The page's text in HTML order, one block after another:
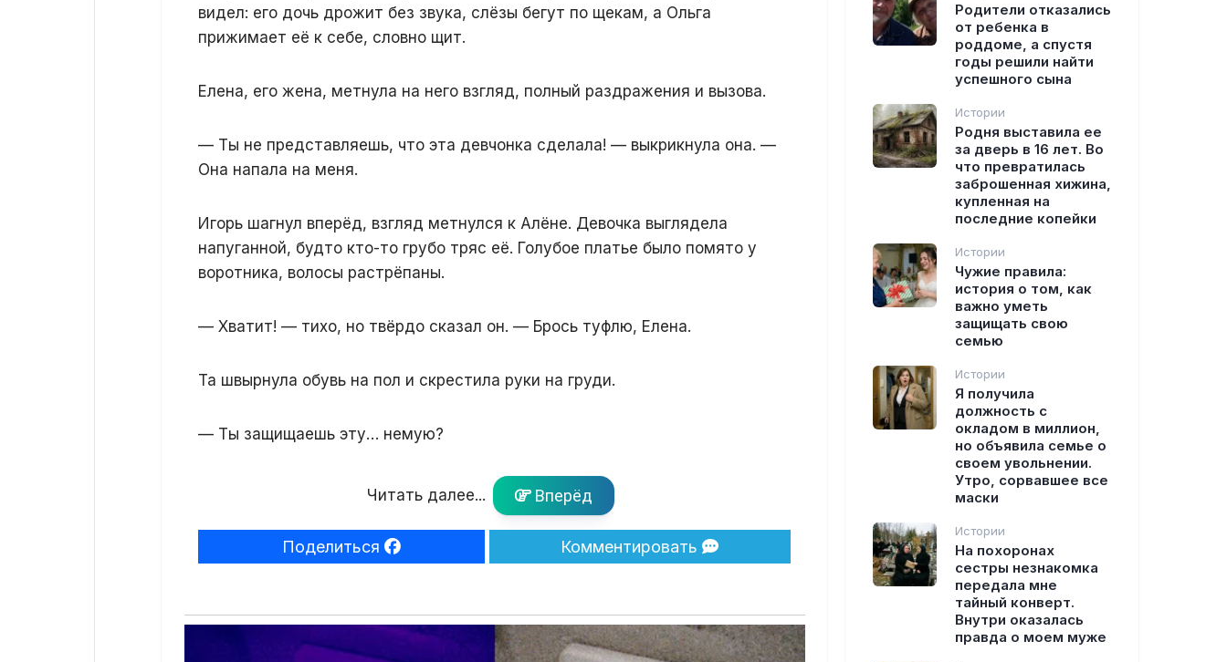
видел: его дочь дрожит без звука, слёзы бегут по щекам, а Ольга
прижимает её к себе, словно щит.
Елена, его жена, метнула на него взгляд, полный раздражения и вызова.
— Ты не представляешь, что эта девчонка сделала! — выкрикнула она. —
Она напала на меня.
Игорь шагнул вперёд, взгляд метнулся к Алёне. Девочка выглядела
напуганной, будто кто-то грубо тряс её. Голубое платье было помято у
воротника, волосы растрёпаны.
— Хватит! — тихо, но твёрдо сказал он. — Брось туфлю, Елена.
Та швырнула обувь на пол и скрестила руки на груди.
— Ты защищаешь эту… немую?
Читать далее... Вперёд
Поделиться Комментировать
Родители отказались
от ребенка в
роддоме, а спустя
годы решили найти
успешного сына
Истории
Родня выставила ее
за дверь в 16 лет. Во
что превратилась
заброшенная хижина,
купленная на
последние копейки
Истории
Чужие правила:
история о том, как
важно уметь
защищать свою
семью
Истории
Я получила
должность с
окладом в миллион,
но объявила семье о
своем увольнении.
Утро, сорвавшее все
маски
Истории
На похоронах
сестры незнакомка
передала мне
тайный конверт.
Внутри оказалась
правда о моем муже